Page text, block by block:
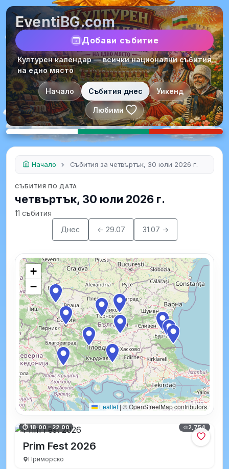
EventiBG.com
Добави събитие
Културен календар — всички национални събития
на едно място
Начало Събития днес Уикенд
Любими
Начало Събития за четвъртък, 30 юли 2026 г.
СЪБИТИЯ ПО ДАТА
четвъртък, 30 юли 2026 г.
11 събития
Днес
← 29.07 31.07 →
+
−
Leaflet | © OpenStreetMap contributors
⏱ 18:00 – 22:00 2,754
Prim Fest 2026
Приморско